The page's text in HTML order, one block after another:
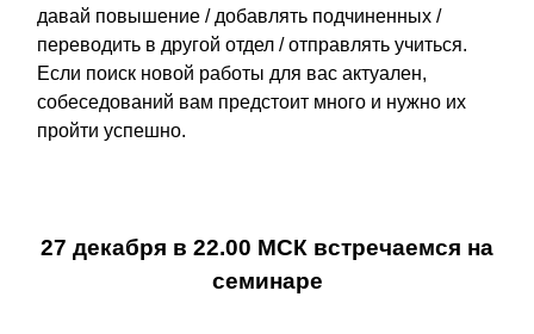
давай повышение / добавлять подчиненных /
переводить в другой отдел / отправлять учиться.
Если поиск новой работы для вас актуален,
собеседований вам предстоит много и нужно их
пройти успешно.
27 декабря в 22.00 МСК встречаемся на
семинаре